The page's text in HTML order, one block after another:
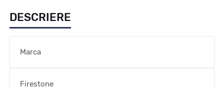
DESCRIERE
Marca
Firestone